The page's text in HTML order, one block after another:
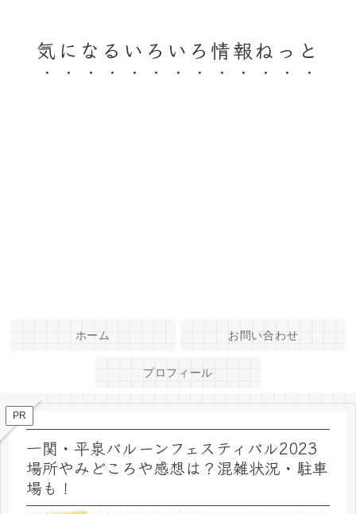
気になるいろいろ情報ねっと
ホーム お問い合わせ
プロフィール
PR
一関・平泉バルーンフェスティバル2023
場所やみどころや感想は？混雑状況・駐車
場も！